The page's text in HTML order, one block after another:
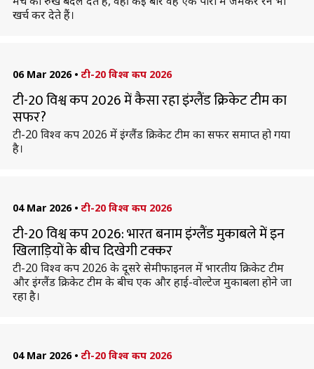
खर्च कर देते हैं।
06 Mar 2026 • टी-20 विश्व कप 2026
टी-20 विश्व कप 2026 में कैसा रहा इंग्लैंड क्रिकेट टीम का
सफर?
टी-20 विश्व कप 2026 में इंग्लैंड क्रिकेट टीम का सफर समाप्त हो गया
है।
04 Mar 2026 • टी-20 विश्व कप 2026
टी-20 विश्व कप 2026: भारत बनाम इंग्लैंड मुकाबले में इन
खिलाड़ियों के बीच दिखेगी टक्कर
टी-20 विश्व कप 2026 के दूसरे सेमीफाइनल में भारतीय क्रिकेट टीम
और इंग्लैंड क्रिकेट टीम के बीच एक और हाई-वोल्टेज मुकाबला होने जा
रहा है।
04 Mar 2026 • टी-20 विश्व कप 2026